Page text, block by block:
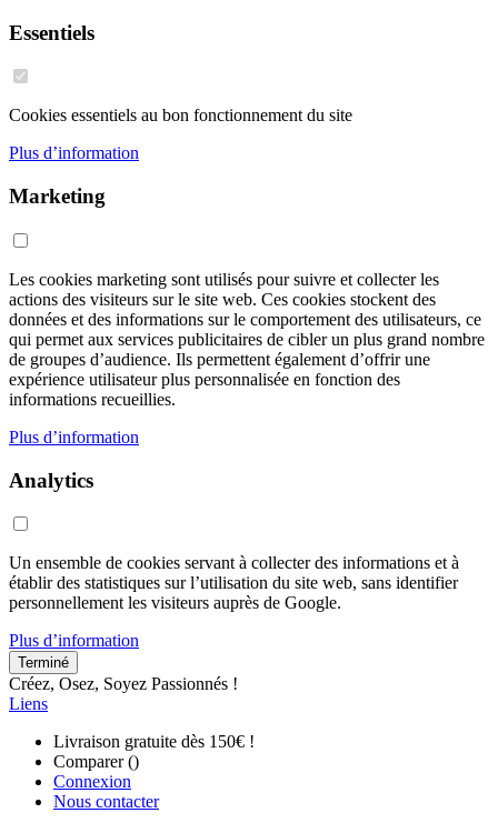
Essentiels
Cookies essentiels au bon fonctionnement du site
Plus d’information
Marketing
Les cookies marketing sont utilisés pour suivre et collecter les
actions des visiteurs sur le site web. Ces cookies stockent des
données et des informations sur le comportement des utilisateurs, ce
qui permet aux services publicitaires de cibler un plus grand nombre
de groupes d’audience. Ils permettent également d’offrir une
expérience utilisateur plus personnalisée en fonction des
informations recueillies.
Plus d’information
Analytics
Un ensemble de cookies servant à collecter des informations et à
établir des statistiques sur l’utilisation du site web, sans identifier
personnellement les visiteurs auprès de Google.
Plus d’information
Terminé
Créez, Osez, Soyez Passionnés !
Liens
Livraison gratuite dès 150€ !
Comparer ()
Connexion
Nous contacter